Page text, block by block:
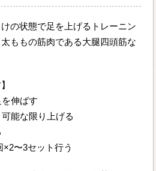
の状態で足を上げるトレーニン
ももの筋肉である大腿四頭筋な
伸ばす
能な限り上げる
〜3セット行う